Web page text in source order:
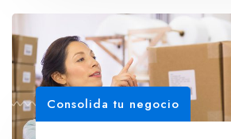
Consolida tu negocio